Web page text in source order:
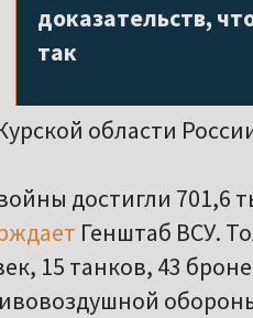
доказательств,
так
области
достигли 701,6
Генштаб ВСУ.
15 танков, 43